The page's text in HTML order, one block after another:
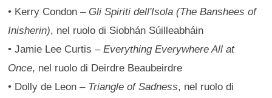
• Kerry Condon – Gli Spiriti dell'Isola (The Banshees of
Inisherin), nel ruolo di Siobhán Súilleabháin
• Jamie Lee Curtis –Everything Everywhere All at
Once, nel ruolo di Deirdre Beaubeirdre
• Dolly de Leon – Triangle of Sadness, nel ruolo di